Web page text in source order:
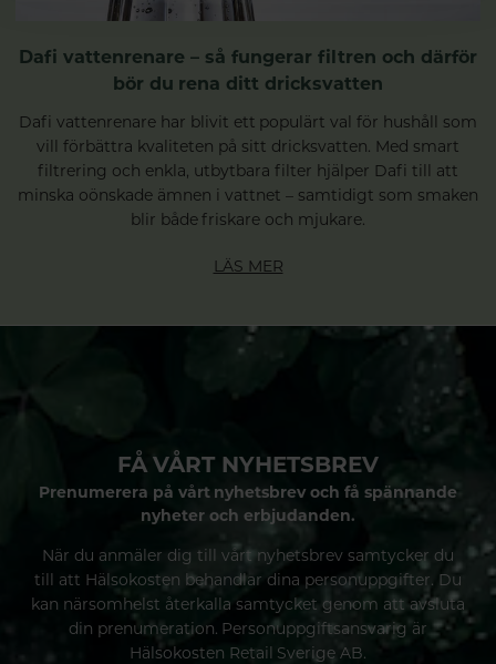
Dafi vattenrenare – så fungerar filtren och därför
bör du rena ditt dricksvatten
Dafi vattenrenare har blivit ett populärt val för hushåll som
vill förbättra kvaliteten på sitt dricksvatten. Med smart
filtrering och enkla, utbytbara filter hjälper Dafi till att
minska oönskade ämnen i vattnet – samtidigt som smaken
blir både friskare och mjukare.
LÄS MER
FÅ VÅRT NYHETSBREV
Prenumerera på vårt nyhetsbrev och få spännande
nyheter och erbjudanden.
När du anmäler dig till vårt nyhetsbrev samtycker du
till att Hälsokosten behandlar dina personuppgifter. Du
kan närsomhelst återkalla samtycket genom att avsluta
din prenumeration. Personuppgiftsansvarig är
Hälsokosten Retail Sverige AB.